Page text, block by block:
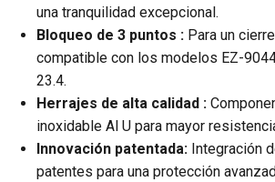
una tranquilidad excepcional.
Bloqueo de 3 puntos : Para un
compatible con los modelos EZ-
23.4.
Herrajes de alta calidad :
inoxidable Al U para mayor
Innovación patentada: Integración
patentes para una protección